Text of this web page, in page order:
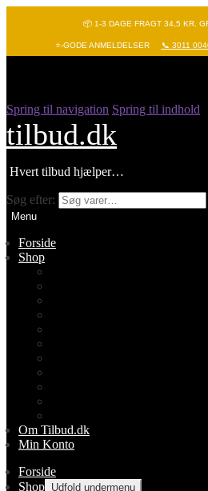
📦 1-3 DAGE FRAGT 34,5 KR.
⭐-GODE ANMELDELSER 📞 3011
Spring til navigation Spring til indhold
tilbud.dk
Hvert tilbud hjælper…
Søg efter:
Menu
Forside
Shop
Om Tilbud.dk
Min Konto
Forside
Shop Udfold undermenu